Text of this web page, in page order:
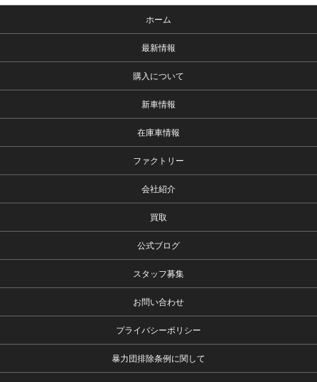
ホーム
最新情報
購入について
新車情報
在庫車情報
ファクトリー
会社紹介
買取
公式ブログ
スタッフ募集
お問い合わせ
プライバシーポリシー
暴力団排除条例に関して